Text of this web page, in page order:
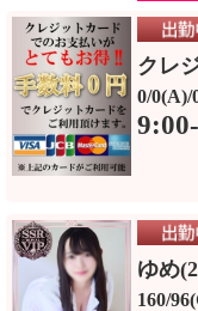
クレ
0/0(A)/
ゆめ
160/